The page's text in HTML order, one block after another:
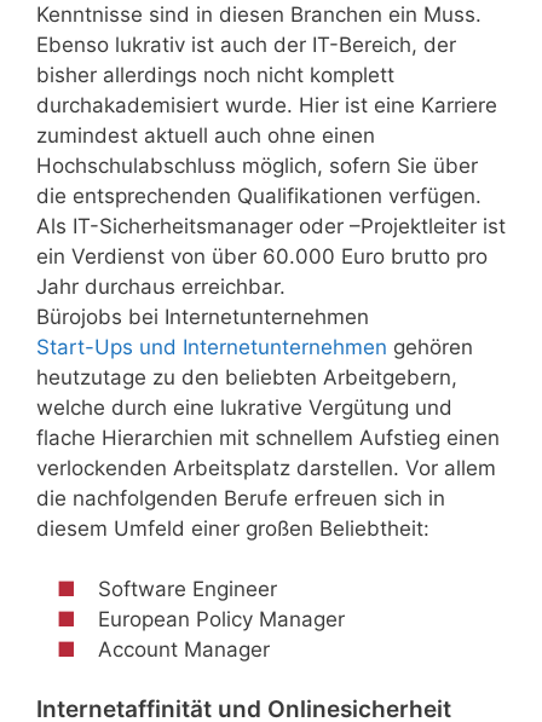
Kenntnisse sind in diesen Branchen ein Muss.
Ebenso lukrativ ist auch der IT-Bereich, der
bisher allerdings noch nicht komplett
durchakademisiert wurde. Hier ist eine Karriere
zumindest aktuell auch ohne einen
Hochschulabschluss möglich, sofern Sie über
die entsprechenden Qualifikationen verfügen.
Als IT-Sicherheitsmanager oder –Projektleiter ist
ein Verdienst von über 60.000 Euro brutto pro
Jahr durchaus erreichbar.
Bürojobs bei Internetunternehmen
Start-Ups und Internetunternehmen gehören
heutzutage zu den beliebten Arbeitgebern,
welche durch eine lukrative Vergütung und
flache Hierarchien mit schnellem Aufstieg einen
verlockenden Arbeitsplatz darstellen. Vor allem
die nachfolgenden Berufe erfreuen sich in
diesem Umfeld einer großen Beliebtheit:
Software Engineer
European Policy Manager
Account Manager
Internetaffinität und Onlinesicherheit